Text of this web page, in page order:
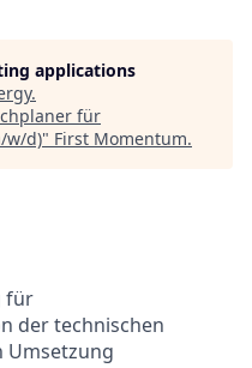
applications
.
für
w/d)" First Momentum.
für
der technischen
Umsetzung